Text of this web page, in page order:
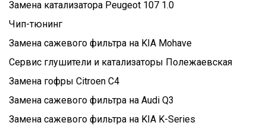
Замена катализатора Peugeot 107 1.0
Чип-тюнинг
Замена сажевого фильтра на KIA Mohave
Сервис глушители и катализаторы Полежаевская
Замена гофры Citroen C4
Замена сажевого фильтра на Audi Q3
Замена сажевого фильтра на KIA K-Series